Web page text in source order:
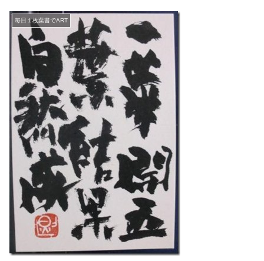
毎日１枚葉書でART